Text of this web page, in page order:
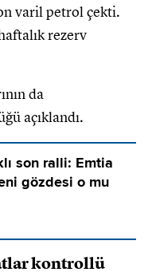
varil petrol çekti.
rezerv
da
açıklandı.
son ralli: Emtia
gözdesi o mu
kontrollü